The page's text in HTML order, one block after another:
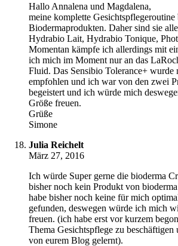
Hallo Annalena und Magdalena,
meine komplette Gesichtspflegeroutine
Biodermaprodukten. Daher sind sie
Hydrabio Lait, Hydrabio Tonique,
Momentan kämpfe ich allerdings mit
ich mich im Moment nur an das
Fluid. Das Sensibio Tolerance+ wurde
empfohlen und ich war von den zwei
begeistert und ich würde mich
Größe freuen.
Grüße
Simone
Julia Reichelt
März 27, 2016
Ich würde Super gerne die bioderma
bisher noch kein Produkt von
habe bisher noch keine für mich
gefunden, deswegen würde ich mich
freuen. (ich habe erst vor kurzem
Thema Gesichtspflege zu beschäftigen
von eurem Blog gelernt).